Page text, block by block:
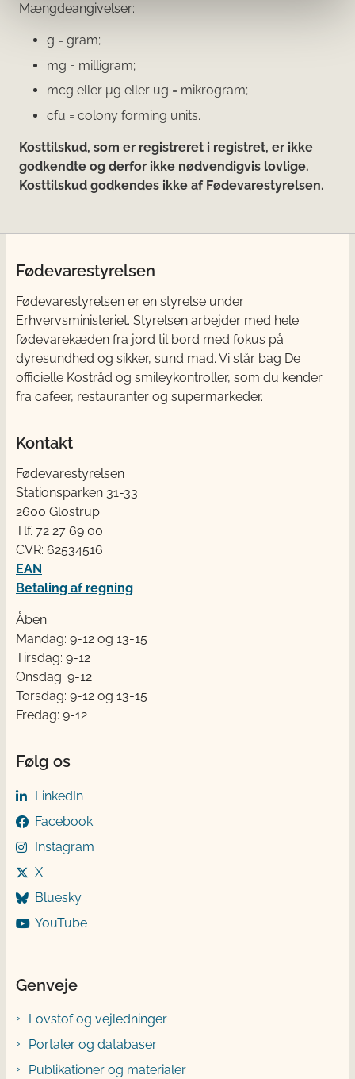
Mængdeangivelser:
g = gram;
mg = milligram;
mcg eller μg eller ug = mikrogram;
cfu = colony forming units.
Kosttilskud, som er registreret i registret, er ikke
godkendte og derfor ikke nødvendigvis lovlige.
Kosttilskud godkendes ikke af Fødevarestyrelsen.
Fødevarestyrelsen
Fødevarestyrelsen er en styrelse under
Erhvervsministeriet. Styrelsen arbejder med hele
fødevarekæden fra jord til bord med fokus på
dyresundhed og sikker, sund mad. Vi står bag De
officielle Kostråd og smileykontroller, som du kender
fra cafeer, restauranter og supermarkeder.
Kontakt
Fødevarestyrelsen
Stationsparken 31-33
2600 Glostrup
Tlf. 72 2​​​7 69 00
CVR: 62534516
EAN
Betaling af regning
Åben:
Mandag: 9-12 og 13-15
Tirsdag: 9-12
Onsdag: 9-12
Torsdag: 9-12 og 13-15
Fredag: 9-12
Følg os
LinkedIn
Facebook
Instagram
X
Bluesky
YouTube
Genveje
Lovstof og vejledninger
Portaler og databaser
Publikationer og materialer